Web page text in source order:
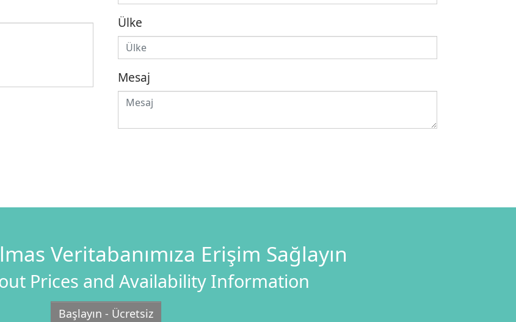
Ülke
Mesaj
Veritabanımıza Erişim Sağlayın
Prices and Availability Information
Başlayın - Ücretsiz